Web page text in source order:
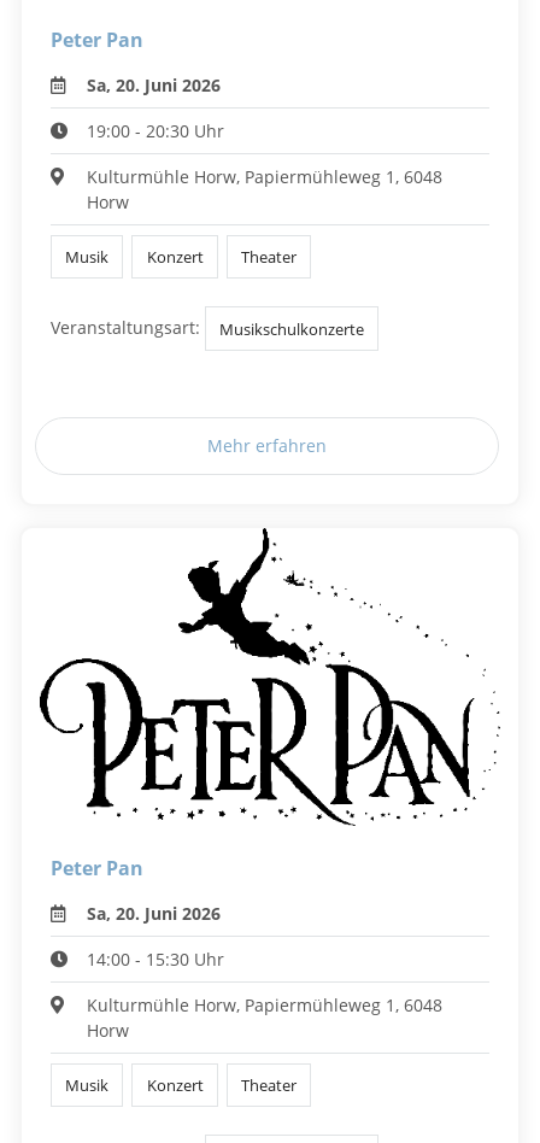
Peter Pan
Sa, 20. Juni 2026
19:00 - 20:30 Uhr
Kulturmühle Horw, Papiermühleweg 1, 6048
Horw
Musik Konzert Theater
Veranstaltungsart: Musikschulkonzerte
Mehr erfahren
Peter Pan
Sa, 20. Juni 2026
14:00 - 15:30 Uhr
Kulturmühle Horw, Papiermühleweg 1, 6048
Horw
Musik Konzert Theater